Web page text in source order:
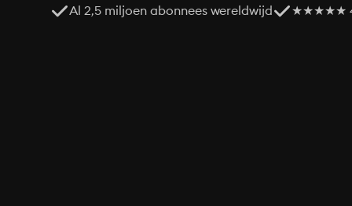
Al 2,5 miljoen abonnees wereldwijd
★★★★★